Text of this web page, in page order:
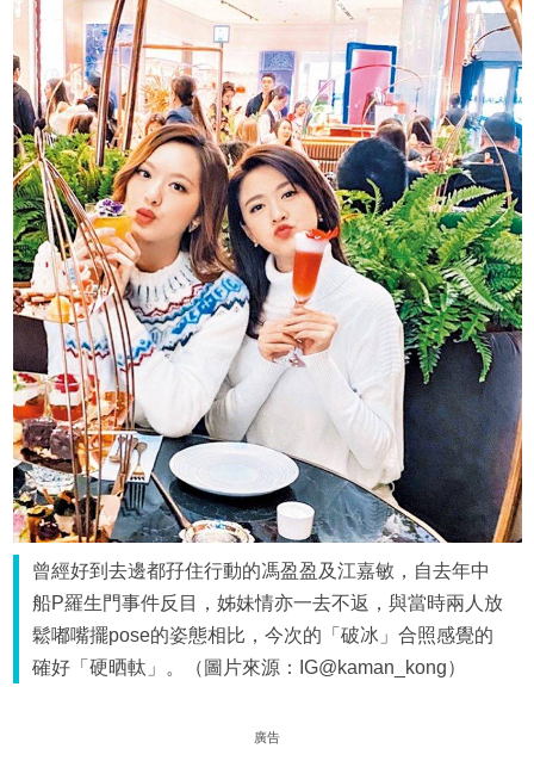
曾經好到去邊都孖住行動的馮盈盈及江嘉敏，自去年中
船P羅生門事件反目，姊妹情亦一去不返，與當時兩人放
鬆嘟嘴擺pose的姿態相比，今次的「破冰」合照感覺的
確好「硬晒軚」。（圖片來源：IG@kaman_kong）
廣告